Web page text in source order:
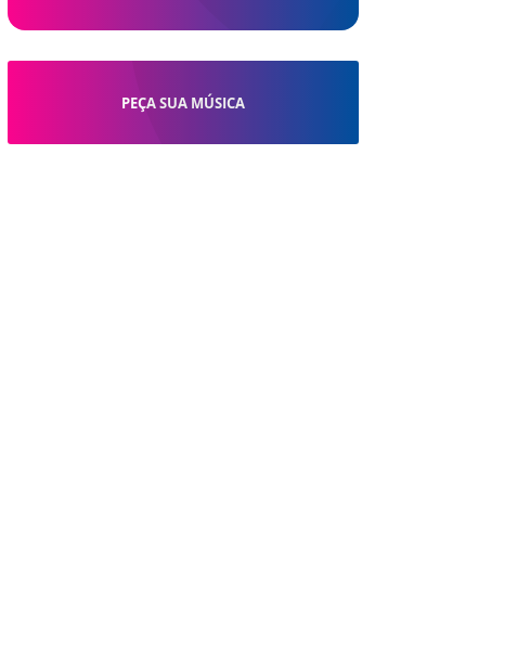
PEÇA SUA MÚSICA